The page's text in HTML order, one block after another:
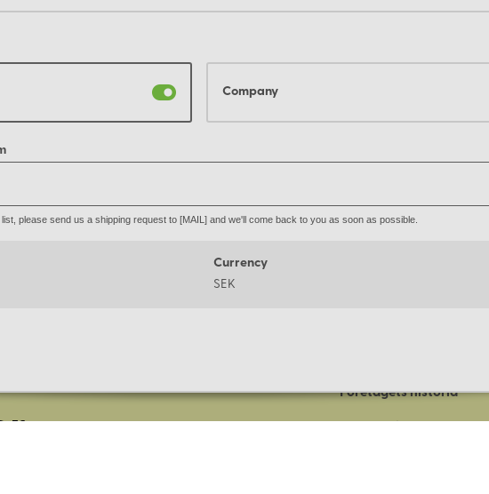
Company
please send us a shipping request to [MAIL] and we'll come back to you as soon as possible.
Currency
SEK
Företagets historia